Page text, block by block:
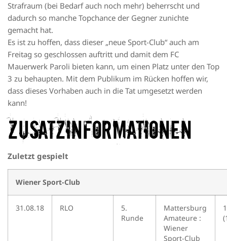
Strafraum (bei Bedarf auch noch mehr) beherrscht und
dadurch so manche Topchance der Gegner zunichte
gemacht hat.
Es ist zu hoffen, dass dieser „neue Sport-Club“ auch am
Freitag so geschlossen auftritt und damit dem FC
Mauerwerk Paroli bieten kann, um einen Platz unter den Top
3 zu behaupten. Mit dem Publikum im Rücken hoffen wir,
dass dieses Vorhaben auch in die Tat umgesetzt werden
kann!
Zusatzinformationen
Zuletzt gespielt
Wiener Sport-Club
31.08.18 RLO
5.
Runde
Mattersburg
Amateure :
Wiener
Sport-Club